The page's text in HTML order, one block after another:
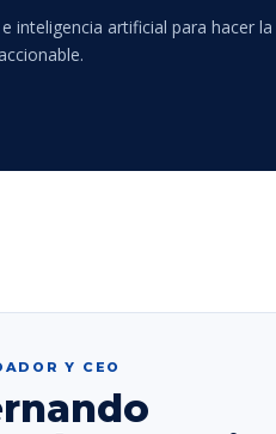
inteligencia artificial para hacer la
Y CEO